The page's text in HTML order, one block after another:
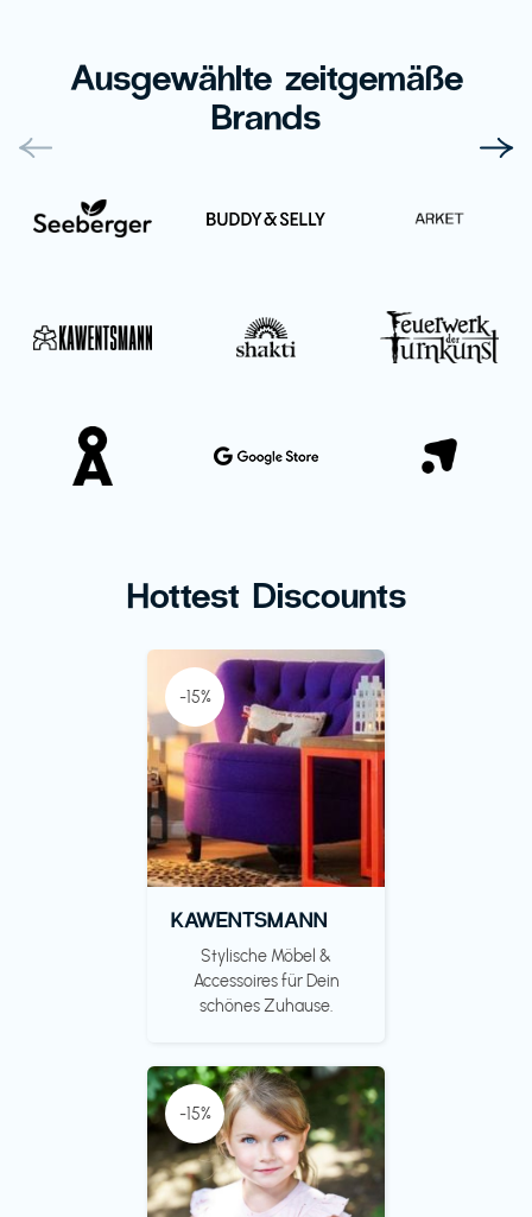
Ausgewählte zeitgemäße
Brands
Hottest Discounts
-15%
KAWENTSMANN
Stylische Möbel &
Accessoires für Dein
schönes Zuhause.
-15%